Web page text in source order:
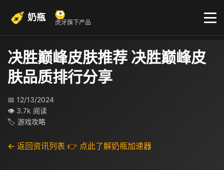
奶瓶 虎牙旗下产品
决胜巅峰皮肤推荐 决胜巅峰皮
肤品质排行分享
📅 12/13/2024
👁 3.7k 阅读
🏷 游戏攻略
← 返回资讯列表 👉 点此了解奶瓶加速器